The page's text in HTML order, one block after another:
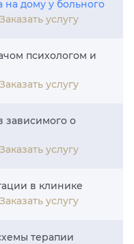
дому у больного
Заказать услугу
психологом и
Заказать услугу
зависимого о
Заказать услугу
в клинике
Заказать услугу
терапии